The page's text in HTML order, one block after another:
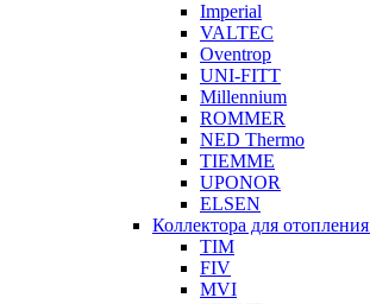
Imperial
VALTEC
Oventrop
UNI-FITT
Millennium
ROMMER
NED Thermo
TIEMME
UPONOR
ELSEN
Коллектора для отопления
TIM
FIV
MVI